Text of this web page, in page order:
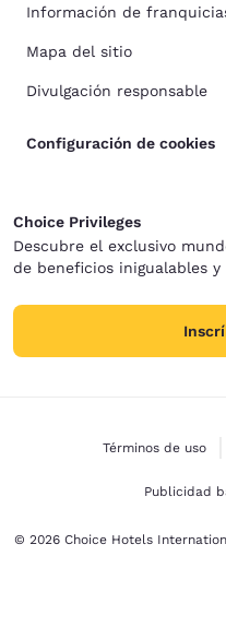
Información de
Mapa del sitio
Divulgación responsable
Configuración de cookies
Choice Privileges
Descubre el exclusivo
de beneficios inigualables
Términos de uso
Publicidad
© 2026 Choice Hotels